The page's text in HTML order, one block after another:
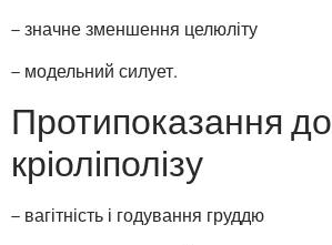
– значне зменшення целюліту
– модельний силует.
Протипоказання до
кріоліполізу
– вагітність і годування груддю